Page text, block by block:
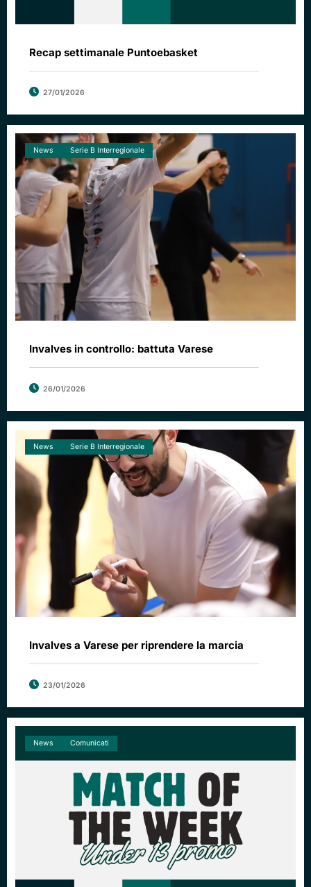
Recap settimanale Puntoebasket
27/01/2026
News Serie B Interregionale
Invalves in controllo: battuta Varese
26/01/2026
News Serie B Interregionale
Invalves a Varese per riprendere la marcia
23/01/2026
News Comunicati